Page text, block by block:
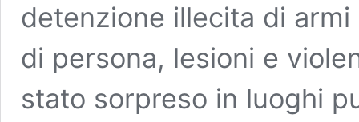
detenzione illecita di
di persona, lesioni e
stato sorpreso in luoghi